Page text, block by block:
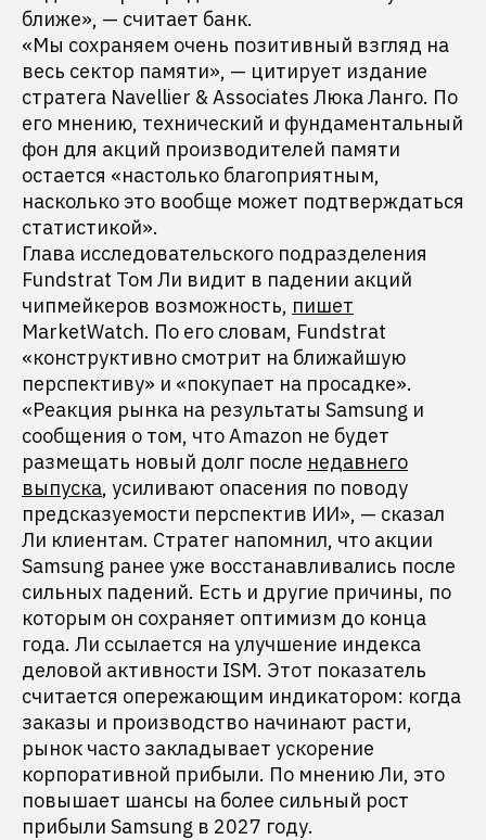
ближе», — считает банк.
«Мы сохраняем очень позитивный взгляд на
весь сектор памяти», — цитирует издание
стратега Navellier & Associates Люка Ланго. По
его мнению, технический и фундаментальный
фон для акций производителей памяти
остается «настолько благоприятным,
насколько это вообще может подтверждаться
статистикой».
Глава исследовательского подразделения
Fundstrat Том Ли видит в падении акций
чипмейкеров возможность, пишет
MarketWatch. По его словам, Fundstrat
«конструктивно смотрит на ближайшую
перспективу» и «покупает на просадке».
«Реакция рынка на результаты Samsung и
сообщения о том, что Amazon не будет
размещать новый долг после недавнего
выпуска, усиливают опасения по поводу
предсказуемости перспектив ИИ», — сказал
Ли клиентам. Стратег напомнил, что акции
Samsung ранее уже восстанавливались после
сильных падений. Есть и другие причины, по
которым он сохраняет оптимизм до конца
года. Ли ссылается на улучшение индекса
деловой активности ISM. Этот показатель
считается опережающим индикатором: когда
заказы и производство начинают расти,
рынок часто закладывает ускорение
корпоративной прибыли. По мнению Ли, это
повышает шансы на более сильный рост
прибыли Samsung в 2027 году.